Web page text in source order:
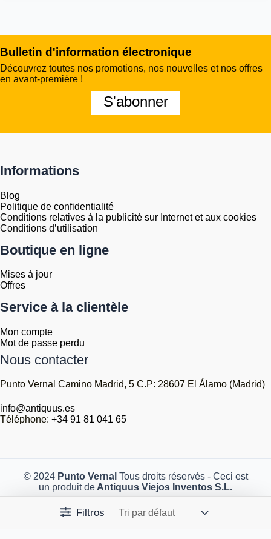
Filtros
Bulletin d'information électronique
Découvrez toutes nos promotions, nos nouvelles et nos offres
en avant-première !
S'abonner
Informations
Blog
Politique de confidentialité
Conditions relatives à la publicité sur Internet et aux cookies
Conditions d’utilisation
Boutique en ligne
Mises à jour
Offres
Service à la clientèle
Mon compte
Mot de passe perdu
Nous contacter
Punto Vernal Camino Madrid, 5 C.P: 28607 El Álamo (Madrid)
info@antiquus.es
Téléphone: +34 91 81 041 65
© 2024Punto Vernal Tous droits réservés - Ceci est
un produit deAntiquus Viejos Inventos S.L.